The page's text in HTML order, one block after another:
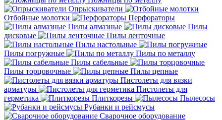
Опрыскиватели
Отбойные молотки
Перфораторы
Пилы алмазные
Пилы
дисковые
Пилы ленточные
Пилы настольные
Пилы погружные
Пилы по металлу
Пилы сабельные
Пилы торцовочные
Пилы цепные
Пистолеты для вязки
арматуры
Пистолеты для
герметика
Плиткорезы
Пылесосы
Рубанки и рейсмусы
Сварочное оборудование